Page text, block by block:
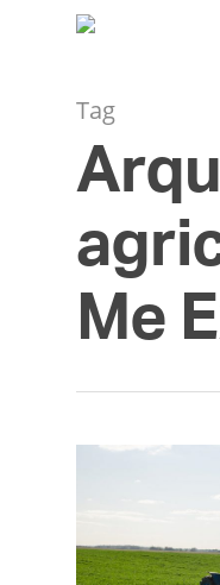
Hit enter to
Tag
Me